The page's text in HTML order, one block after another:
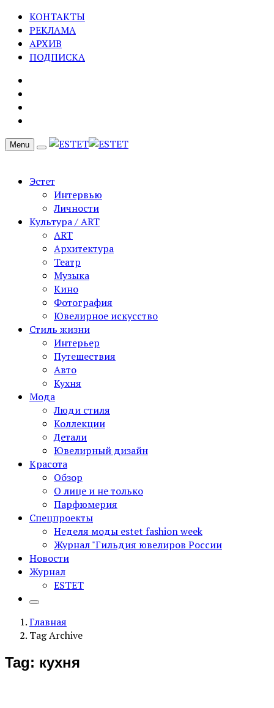
КОНТАКТЫ
РЕКЛАМА
АРХИВ
ПОДПИСКА
Menu
Эстет
Интервью
Личности
Культура / ART
ART
Архитектура
Театр
Музыка
Кино
Фотография
Ювелирное искусство
Стиль жизни
Интерьер
Путешествия
Авто
Кухня
Мода
Люди стиля
Коллекции
Детали
Ювелирный дизайн
Красота
Обзор
О лице и не только
Парфюмерия
Спецпроекты
Неделя моды estet fashion week
Журнал "Гильдия ювелиров России
Новости
Журнал
ESTET
Главная
Tag Archive
Tag: кухня